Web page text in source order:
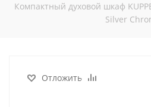
Компактный духовой шкаф
Silver
Отложить